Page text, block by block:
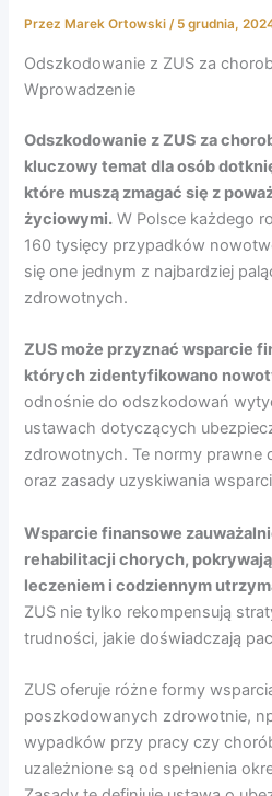
Przez Marek Ortowski/ 5 grudnia,
Odszkodowanie z ZUS za
Wprowadzenie
Odszkodowanie z ZUS za
kluczowy temat dla osób
które muszą zmagać się z
życiowymi. W Polsce każdego
160 tysięcy przypadków
się one jednym z najbardziej
zdrowotnych.
ZUS może przyznać wsparcie
których zidentyfikowano
odnośnie do odszkodowań
ustawach dotyczących
zdrowotnych. Te normy prawne
oraz zasady uzyskiwania
Wsparcie finansowe
rehabilitacji chorych,
leczeniem i codziennym
ZUS nie tylko rekompensują
trudności, jakie doświadczają
ZUS oferuje różne formy
poszkodowanych zdrowotnie,
wypadków przy pracy czy
uzależnione są od spełnienia